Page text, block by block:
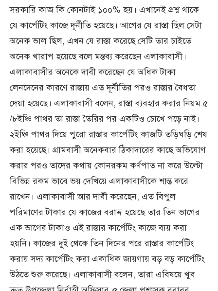
সরকারি কাজ কি কোনটাই ১০০% হয়। এখানেই প্রশ্ন থাকে
যে কার্পেটিং কাজে দূর্নীতি হয়েছে। আগের যে রাস্তা ছিল সেটা
অনেক ভাল ছিল, এখন যে রাস্তা করেছে সেটি তার চাইতে
অনেক খারাপ হয়েছে বলে মন্তব্য করেছেন এলাকাবাসী।
এলাকাবাসীর অনেকে দাবী করেছেন যে অধিক টাকা
লেনদেনের কারণে রাস্তায় এত দূর্নীতির পরও রাস্তার বৈধতা
দেয়া হয়েছে। এলাকাবাসী বলেন, রাস্তা ব্যবহার করার নিয়ম ৫
/৮ইঞ্চি পাথর তা রাস্তা তৈরির পর একটিও চোখে পড়ে নাই।
২ইঞ্চি পাথর দিয়ে পুরো রাস্তার কার্পেটিং কাজটি তড়িঘড়ি শেষ
করা হয়েছে। গ্রামবাসী অনেকবার ঠিকাদারের কাছে অভিযোগ
করার পরও তাদের কথায় কোনরকম কর্ণপাত না করে উল্টো
বিভিন্ন রকম ভাবে ভয় দেখিয়ে এলাকাবাসীকে শান্ত করে
রাখেন। এলাকাবাসী আর দাবী করেছেন, এত বিপুল
পরিমাণের টাকার যে কাজের বরাদ্দ হয়েছে তার তিন ভাগের
এক ভাগের টাকাও এই রাস্তার কার্পেটিং কাজে ব্যয় করা
হয়নি। কাজের দুই থেকে তিন দিনের পরে রাস্তার কার্পেটিং
করায় সদ্য কার্পেটিং করা একাধিক জায়গায় বড় বড় কার্পেটিং
উঠতে শুরু করেছে। এলাকাবাসী বলেন, তারা এবিষয়ে খুব